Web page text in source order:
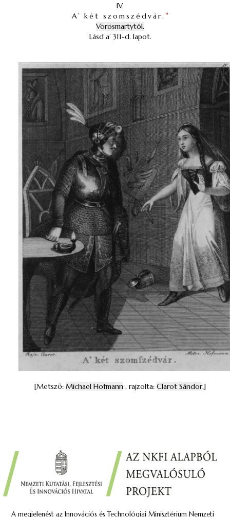
IV.
A’ két szomszédvár. *
Vörösmartytól.
Lásd a’ 311-d. lapot.
[Metsző: Michael Hofmann , rajzolta: Clarot Sándor.]
A megjelenést az Innovációs és Technológiai Minisztérium Nemzeti